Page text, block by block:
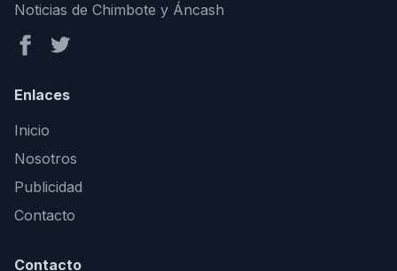
Noticias de Chimbote y Áncash
Enlaces
Inicio
Nosotros
Publicidad
Contacto
Contacto